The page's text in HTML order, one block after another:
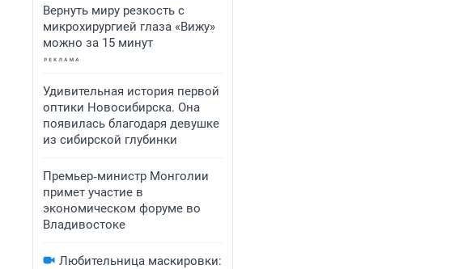
Вернуть миру резкость с
микрохирургией глаза «Вижу»
можно за 15 минут
Удивительная история первой
оптики Новосибирска. Она
появилась благодаря девушке
из сибирской глубинки
Премьер‑министр Монголии
примет участие в
экономическом форуме во
Владивостоке
Любительница маскировки: